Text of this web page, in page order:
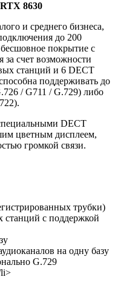
RTX 8630
и среднего бизнеса,
до 200
покрытие с
за счет возможности
станций и 6 DECT
поддерживать до
/ G711 / G.729) либо
DECT
цветным дисплеем,
громкой связи.
трубки)
станций с поддержкой
на одну базу
G.729